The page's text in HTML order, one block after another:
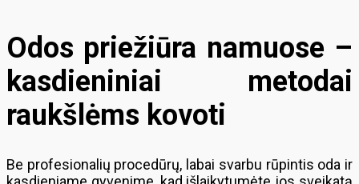
Odos priežiūra namuose –
kasdieniniai metodai
raukšlėms kovoti
Be profesionalių procedūrų, labai svarbu rūpintis oda ir